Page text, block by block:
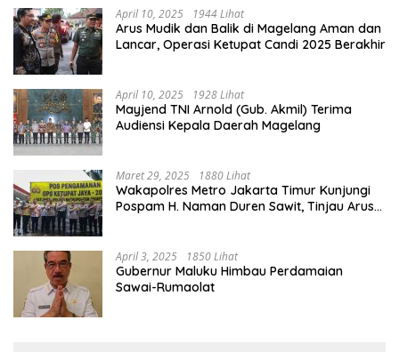
April 10, 2025 1944 Lihat
Arus Mudik dan Balik di Magelang Aman dan
Lancar, Operasi Ketupat Candi 2025 Berakhir
April 10, 2025 1928 Lihat
Mayjend TNI Arnold (Gub. Akmil) Terima
Audiensi Kepala Daerah Magelang
Maret 29, 2025 1880 Lihat
Wakapolres Metro Jakarta Timur Kunjungi
Pospam H. Naman Duren Sawit, Tinjau Arus
April 3, 2025 1850 Lihat
Gubernur Maluku Himbau Perdamaian
Sawai-Rumaolat